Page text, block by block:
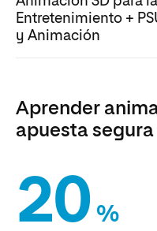
Entretenimiento +
y Animación
Aprender
apuesta
20 %